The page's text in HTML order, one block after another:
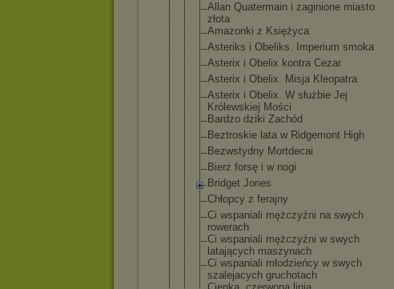
Allan Quatermain i zaginione miasto
złota
Amazonki z Księżyca
Asteriks i Obeliks. Imperium smoka
Asterix i Obelix kontra Cezar
Asterix i Obelix. Misja Kleopatra
Asterix i Obelix. W służbie Jej
Królewskiej Mości
Bardzo dziki Zachód
Beztroskie lata w Ridgemont High
Bezwstydny Mortdecai
Bierz forsę i w nogi
Bridget Jones
Chłopcy z ferajny
Ci wspaniali mężczyźni na swych
rowerach
Ci wspaniali mężczyźni w swych
latających maszynach
Ci wspaniali młodzieńcy w swych
szalejacych gruchotach